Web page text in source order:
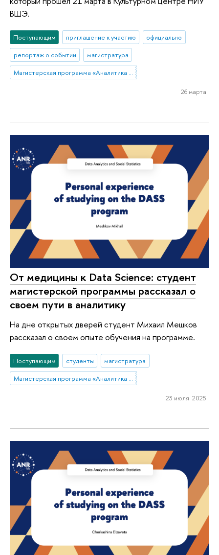
ВШЭ.
Поступающим приглашение к участию
официально
репортаж о событии
магистратура
Магистерская программа «Аналитика данных и прикладная статистика / Data Analytics and Social Statistics»
26 марта
От медицины к Data Science: студент
магистерской программы рассказал о
своем пути в аналитику
На дне открытых дверей студент Михаил Мешков
рассказал о своем опыте обучения на программе.
Поступающим студенты
магистратура
Магистерская программа «Аналитика данных и прикладная статистика / Data Analytics and Social Statistics»
23 июля 2025